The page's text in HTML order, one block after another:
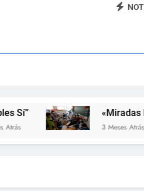
«Miradas
3 Meses Atrás